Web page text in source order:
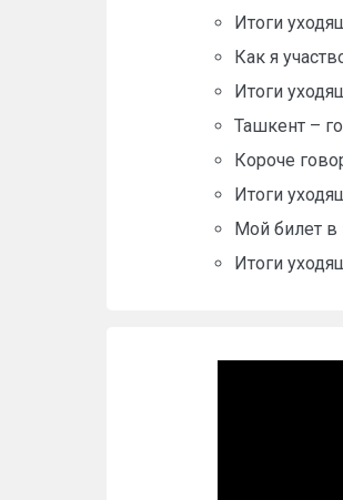
Итоги
Как я
Итоги
Ташкент –
Короче
Итоги
Мой билет в
Итоги